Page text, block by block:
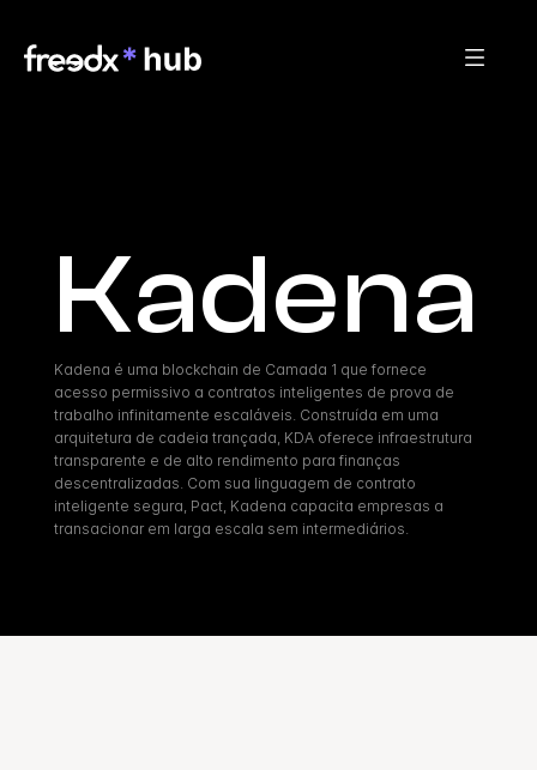
Kadena
Kadena é uma blockchain de Camada 1 que fornece
acesso permissivo a contratos inteligentes de prova de
trabalho infinitamente escaláveis. Construída em uma
arquitetura de cadeia trançada, KDA oferece infraestrutura
transparente e de alto rendimento para finanças
descentralizadas. Com sua linguagem de contrato
inteligente segura, Pact, Kadena capacita empresas a
transacionar em larga escala sem intermediários.